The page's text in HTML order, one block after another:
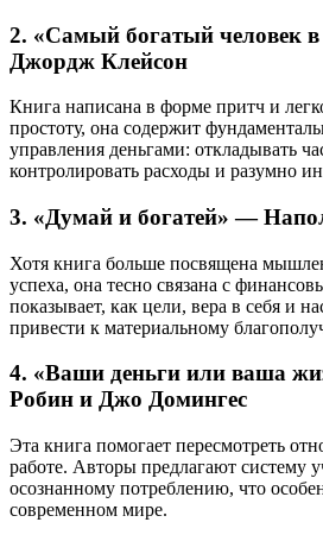
2. «Самый богатый человек
Джордж Клейсон
Книга написана в форме притч и
простоту, она содержит
управления деньгами: откладывать
контролировать расходы и разумно
3. «Думай и богатей» —
Хотя книга больше посвящена
успеха, она тесно связана с
показывает, как цели, вера в себя и
привести к материальному
4. «Ваши деньги или ваша
Робин и Джо Домингес
Эта книга помогает пересмотреть
работе. Авторы предлагают систему
осознанному потреблению, что
современном мире.